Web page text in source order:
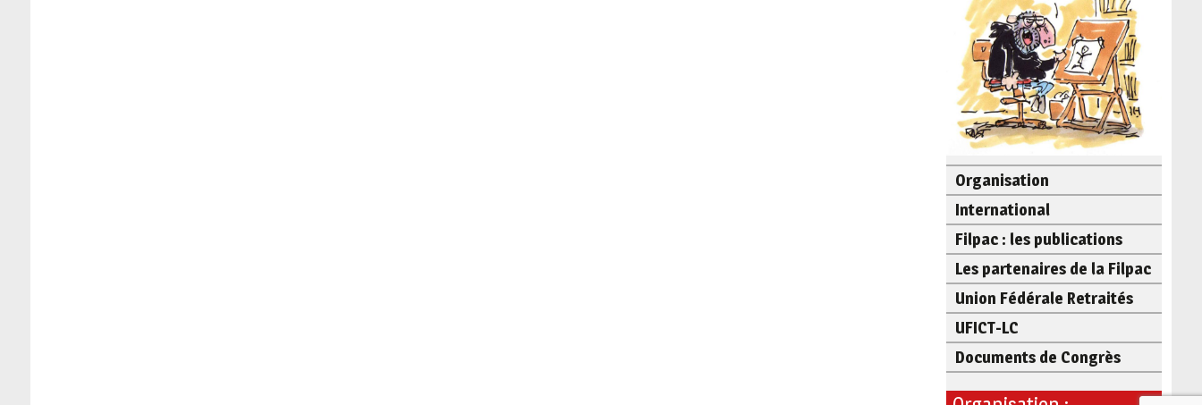
Organisation
International
Filpac : les publications
Les partenaires de la Filpac
Union Fédérale Retraités
UFICT-LC
Documents de Congrès